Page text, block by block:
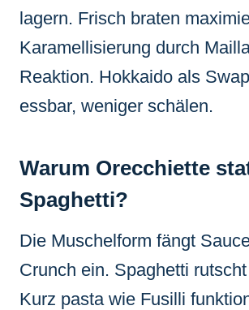
lagern. Frisch braten
Karamellisierung durch
Reaktion. Hokkaido als
essbar, weniger schälen.
Warum Orecchiette
Spaghetti?
Die Muschelform fängt
Crunch ein. Spaghetti
Kurz pasta wie Fusilli